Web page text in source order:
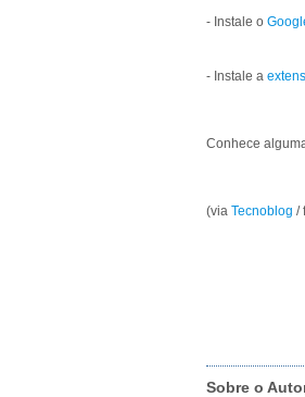
- Instale o
- Instale a
Conhece
(via Tecnoblog /
Sobre o